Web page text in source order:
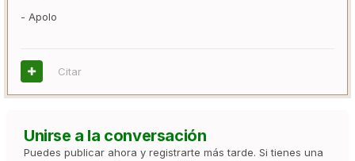
- Apolo
Citar
Unirse a la conversación
Puedes publicar ahora y registrarte más tarde. Si tienes una